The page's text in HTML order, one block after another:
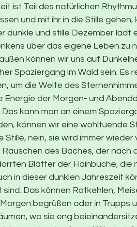
ist Teil des natürlichen
und mit ihr in die Stille
dunkle und stille Dezember lädt
über das eigene Leben zu
können wir uns auf
Spaziergang im Wald sein.
um die Weite des
Energie der Morgen- und
Das kann man an einem
können wir eine wohltuende
Stille, nein, sie wird immer
Rauschen des Baches, der
Blätter der Hainbuche, die
in dieser dunklen Jahreszeit
Das können Rotkehlen,
begrüßen oder in Trupps
wo sie eng